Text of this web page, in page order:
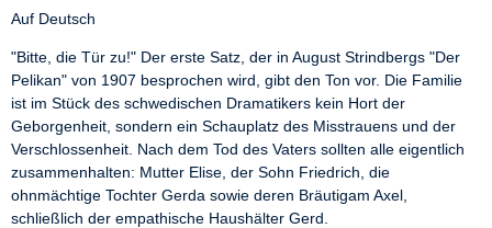
Auf Deutsch
"Bitte, die Tür zu!" Der erste Satz, der in August Strindbergs "Der
Pelikan" von 1907 besprochen wird, gibt den Ton vor. Die Familie
ist im Stück des schwedischen Dramatikers kein Hort der
Geborgenheit, sondern ein Schauplatz des Misstrauens und der
Verschlossenheit. Nach dem Tod des Vaters sollten alle eigentlich
zusammenhalten: Mutter Elise, der Sohn Friedrich, die
ohnmächtige Tochter Gerda sowie deren Bräutigam Axel,
schließlich der empathische Haushälter Gerd.